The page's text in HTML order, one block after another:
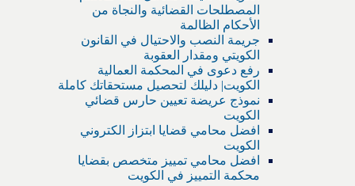
المصطلحات القضائية والنجاة من
الأحكام الظالمة
جريمة النصب والاحتيال في القانون
الكويتي ومقدار العقوبة
رفع دعوى في المحكمة العمالية
الكويت| دليلك لتحصيل مستحقاتك كاملة
نموذج عريضة تعيين حارس قضائي
الكويت
افضل محامي قضايا ابتزاز الكتروني
الكويت
افضل محامي تمييز متخصص بقضايا
محكمة التمييز في الكويت